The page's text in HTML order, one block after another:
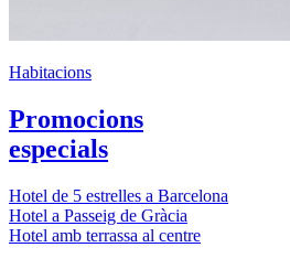
Habitacions
Promocions
especials
Hotel de 5 estrelles a Barcelona
Hotel a Passeig de Gràcia
Hotel amb terrassa al centre